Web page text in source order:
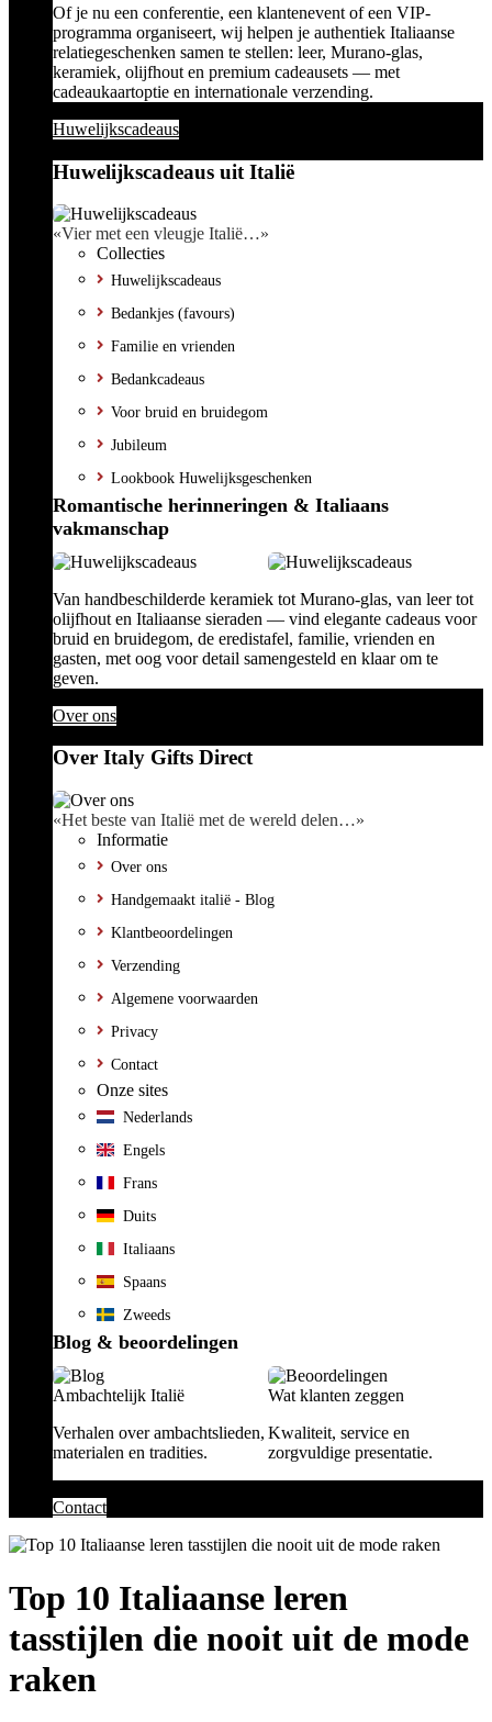
Of je nu een conferentie, een klantenevent of een VIP-
programma organiseert, wij helpen je authentiek Italiaanse
relatiegeschenken samen te stellen: leer, Murano-glas,
keramiek, olijfhout en premium cadeausets — met
cadeaukaartoptie en internationale verzending.
Huwelijkscadeaus
Huwelijkscadeaus uit Italië
«Vier met een vleugje Italië…»
Collecties
Huwelijkscadeaus
Bedankjes (favours)
Familie en vrienden
Bedankcadeaus
Voor bruid en bruidegom
Jubileum
Lookbook Huwelijksgeschenken
Romantische herinneringen & Italiaans
vakmanschap
Van handbeschilderde keramiek tot Murano-glas, van leer tot
olijfhout en Italiaanse sieraden — vind elegante cadeaus voor
bruid en bruidegom, de eredistafel, familie, vrienden en
gasten, met oog voor detail samengesteld en klaar om te
geven.
Over ons
Over Italy Gifts Direct
«Het beste van Italië met de wereld delen…»
Informatie
Over ons
Handgemaakt italië - Blog
Klantbeoordelingen
Verzending
Algemene voorwaarden
Privacy
Contact
Onze sites
Nederlands
Engels
Frans
Duits
Italiaans
Spaans
Zweeds
Blog & beoordelingen
Ambachtelijk Italië
Verhalen over ambachtslieden,
materialen en tradities.
Wat klanten zeggen
Kwaliteit, service en
zorgvuldige presentatie.
Contact
Top 10 Italiaanse leren
tasstijlen die nooit uit de mode
raken